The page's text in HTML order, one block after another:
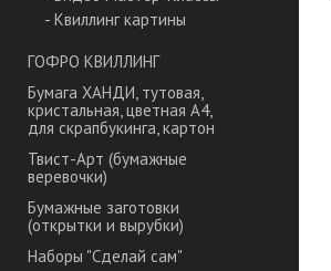
- Квиллинг картины
ГОФРО КВИЛЛИНГ
Бумага ХАНДИ, тутовая,
кристальная, цветная А4,
для скрапбукинга, картон
Твист-Арт (бумажные
веревочки)
Бумажные заготовки
(открытки и вырубки)
Наборы "Сделай сам"